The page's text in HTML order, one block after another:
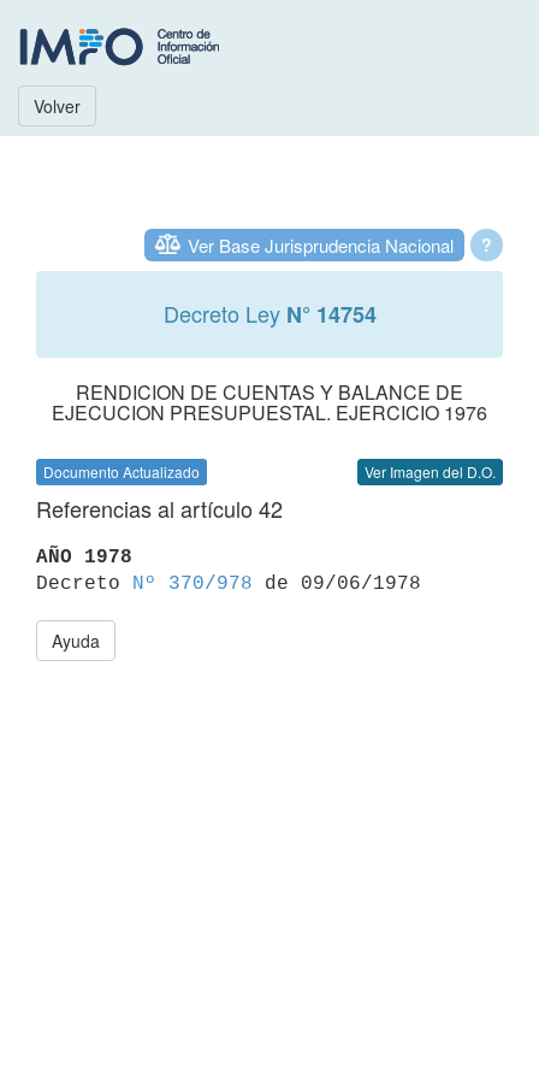
Volver
?
Ver Base Jurisprudencia Nacional
Decreto Ley N° 14754
RENDICION DE CUENTAS Y BALANCE DE
EJECUCION PRESUPUESTAL. EJERCICIO 1976
Documento Actualizado Ver Imagen del D.O.
Referencias al artículo 42
AÑO 1978
Decreto
Nº 370/978
Ayuda